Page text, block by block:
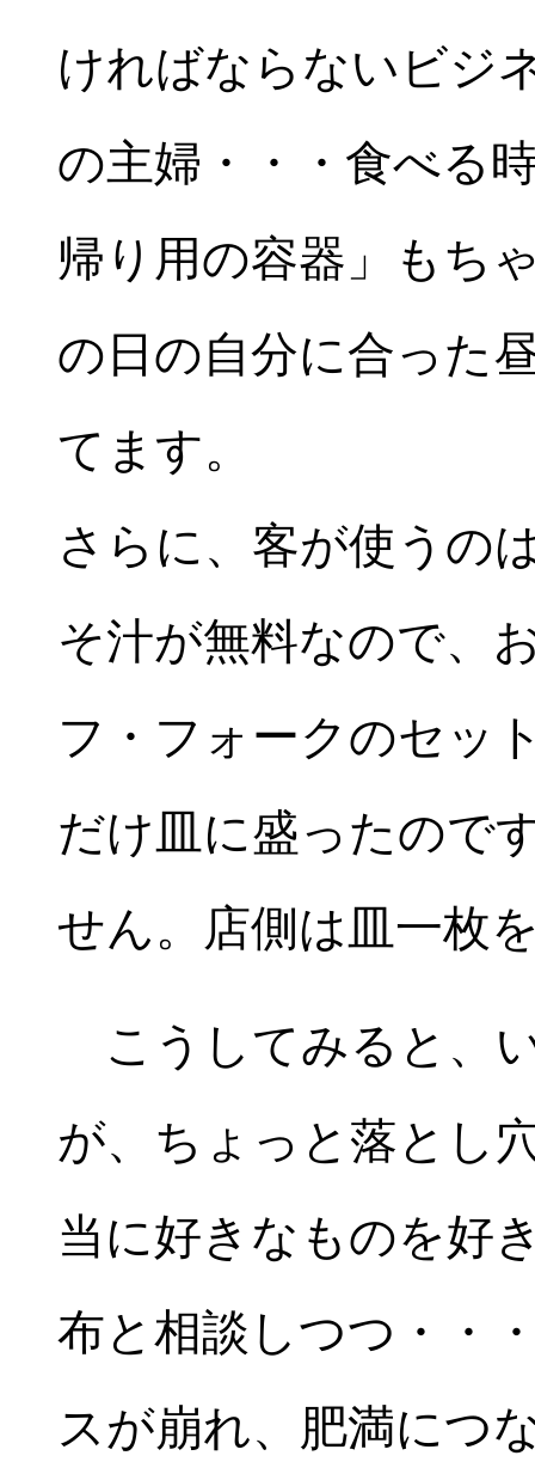
ければならないビジ
の主婦・・・食べる
帰り用の容器」もち
の日の自分に合った
てます。
さらに、客が使うの
そ汁が無料なので、
フ・フォークのセッ
だけ皿に盛ったので
せん。店側は皿一枚
こうしてみると、
が、ちょっと落とし
当に好きなものを好
布と相談しつつ・・
スが崩れ、肥満につ